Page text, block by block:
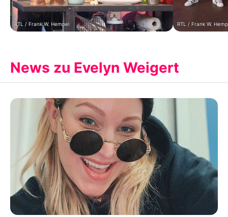
RTL / Frank W. Hempel RTL / Frank W.
News zu Evelyn Weigert